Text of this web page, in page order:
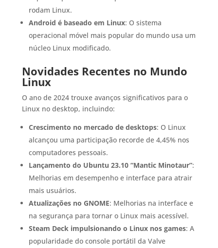
rodam Linux.
Android é baseado em Linux: O sistema
operacional móvel mais popular do mundo usa um
núcleo Linux modificado.
Novidades Recentes no Mundo
Linux
O ano de 2024 trouxe avanços significativos para o
Linux no desktop, incluindo:
Crescimento no mercado de desktops: O Linux
alcançou uma participação recorde de 4,45% nos
computadores pessoais.
Lançamento do Ubuntu 23.10 “Mantic Minotaur”:
Melhorias em desempenho e interface para atrair
mais usuários.
Atualizações no GNOME: Melhorias na interface e
na segurança para tornar o Linux mais acessível.
Steam Deck impulsionando o Linux nos games: A
popularidade do console portátil da Valve